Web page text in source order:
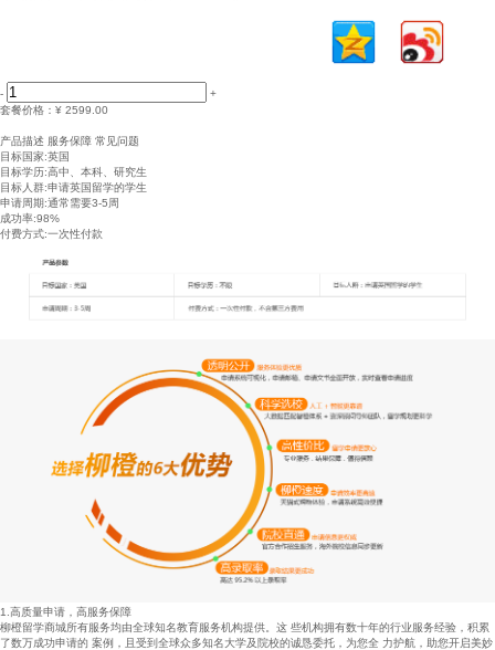
-
+
套餐价格： ¥ 2599.00
产品描述 服务保障 常见问题
目标国家:英国
目标学历:高中、本科、研究生
目标人群:申请英国留学的学生
申请周期:通常需要3-5周
成功率:98%
付费方式:一次性付款
1.高质量申请，高服务保障
柳橙留学商城所有服务均由全球知名教育服务机构提供。这 些机构拥有数十年的行业服务经验，积累
了数万成功申请的 案例，且受到全球众多知名大学及院校的诚恳委托，为您全 力护航，助您开启美妙